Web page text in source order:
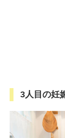
3人目の妊